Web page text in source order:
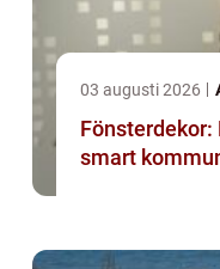
03 augusti 2026
Fönsterdekor:
smart